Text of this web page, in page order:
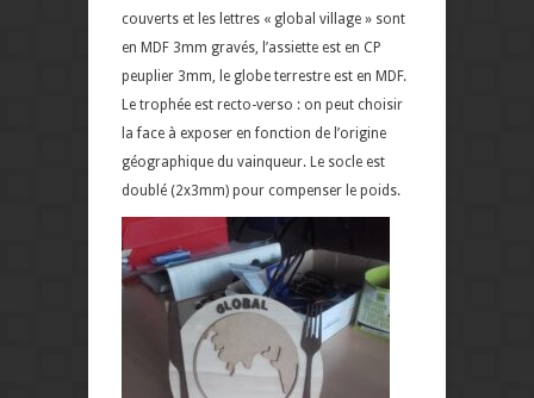
couverts et les lettres « global village » sont
en MDF 3mm gravés, l’assiette est en CP
peuplier 3mm, le globe terrestre est en MDF.
Le trophée est recto-verso : on peut choisir
la face à exposer en fonction de l’origine
géographique du vainqueur. Le socle est
doublé (2x3mm) pour compenser le poids.